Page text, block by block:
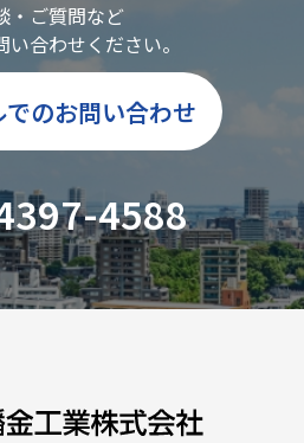
・ご質問など
合わせください。
でのお問い合わせ
4588